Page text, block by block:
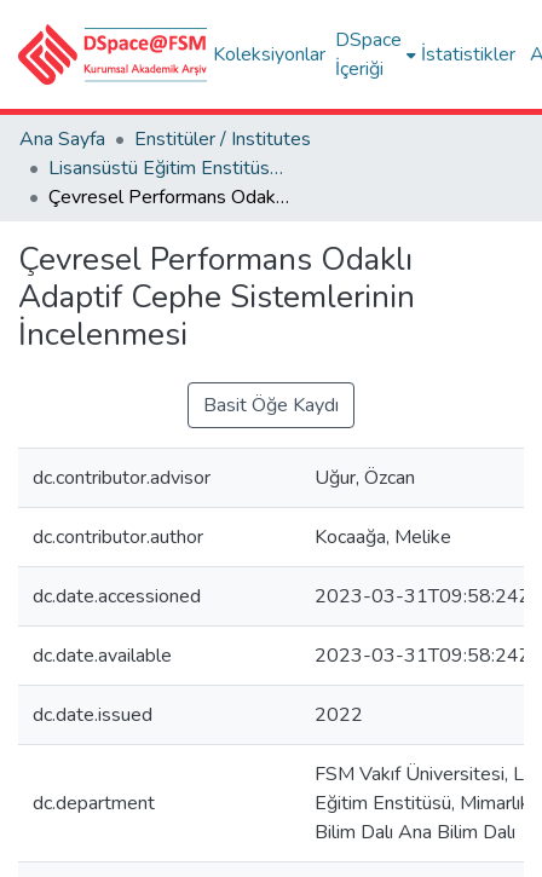
Koleksiyonlar
DSpace
İçeriği
İstatistikler
Ana Sayfa
Enstitüler / Institutes
Lisansüstü Eğitim Enstitüsü Tez Koleksiyonu
Çevresel Performans Odaklı Adaptif Cephe Sistemlerinin İncelenmesi
Çevresel Performans Odaklı
Adaptif Cephe Sistemlerinin
İncelenmesi
Basit Öğe Kaydı
dc.contributor.advisor Uğur, Özcan
dc.contributor.author Kocaağa, Melike
dc.date.accessioned 2023-03-31T09:58:24Z
dc.date.available 2023-03-31T09:58:24Z
dc.date.issued 2022
dc.department
FSM Vakıf Üniversitesi,
Eğitim Enstitüsü, Mimarlık
Bilim Dalı Ana Bilim Dalı